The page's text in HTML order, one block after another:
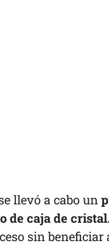
llevó a cabo un
de caja de
sin